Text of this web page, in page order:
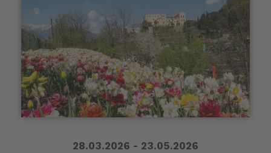
28.03.2026 - 23.05.2026